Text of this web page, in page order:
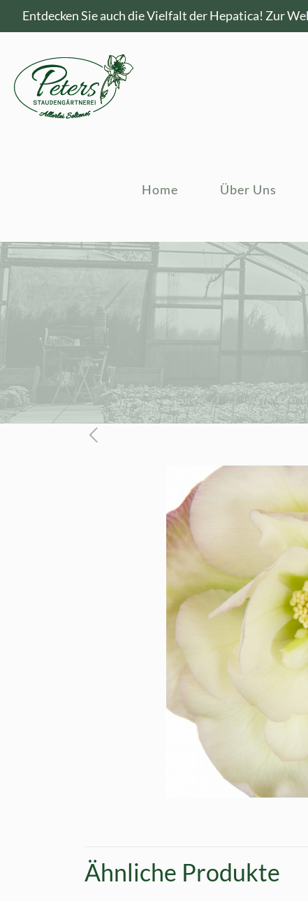
Entdecken Sie auch die Vielfalt der Hepatica! Zur
Home Über Uns
Ähnliche Produkte